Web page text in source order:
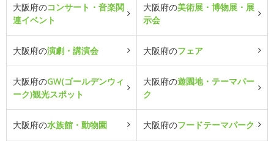
大阪府のコンサート・音楽関
連イベント
大阪府の美術展・博物展・展
示会
大阪府の演劇・講演会 大阪府のフェア
大阪府のGW(ゴールデンウィ
ーク)観光スポット
大阪府の遊園地・テーマパー
ク
大阪府の水族館・動物園 大阪府のフードテーマパーク